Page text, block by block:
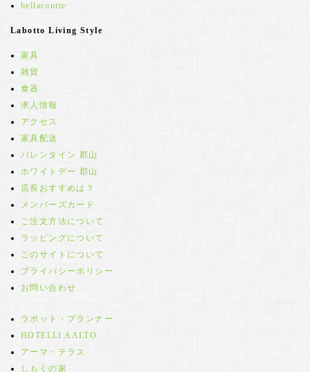
bellacontte
Labotto Living Style
家具
雑貨
食器
求人情報
アクセス
家具配送
バレンタイン 郡山
ホワイトデー 郡山
店長おすすめは？
メンバーズカード
ご注文方法について
ラッピングについて
このサイトについて
プライバシーポリシー
お問い合わせ
ラボット・プランナー
HOTELLI AALTO
アーマ・テラス
しもくの家